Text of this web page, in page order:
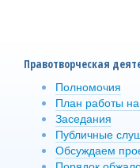
Правотворческая
Полномочия
План работы
Заседания
Публичные
Обсуждаем